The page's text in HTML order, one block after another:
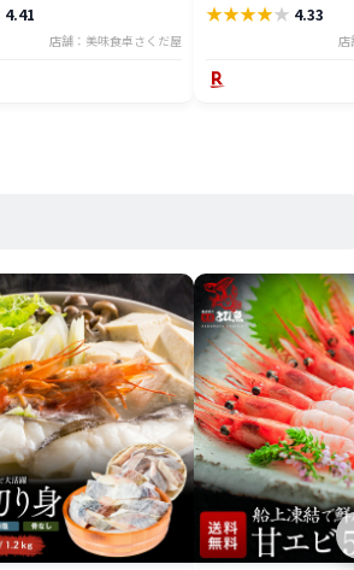
4.41
店舗：美味食卓さくだ屋
★★★★★ 4.33
店